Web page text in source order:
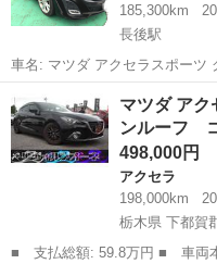
185,300km
長後駅
車名: マツダ アクセラスポーツ グレード : ２０Ｓ 年式 : 平成22年 型
神奈川 長後駅
マツダ ア
ンルーフ
498,000円
アクセラ
198,000km
栃木県 下都賀
■ 支払総額: 59.8万円 ■ 車両本体価格： 498,000 円 ■ メーカー